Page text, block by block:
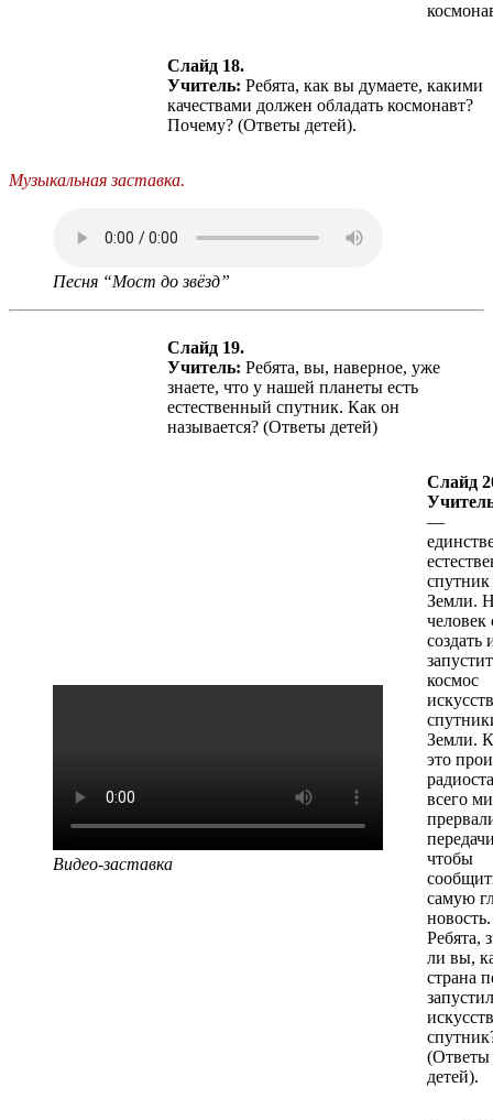
Слайд 18.
Учитель: Ребята, как вы думаете, какими
качествами должен обладать космонавт?
Почему? (Ответы детей).
Музыкальная заставка.
Песня “Мост до звёзд”
Слайд 19.
Учитель: Ребята, вы, наверное, уже
знаете, что у нашей планеты есть
естественный спутник. Как он
называется? (Ответы детей)
Видео-заставка
Слайд
—
спутник
Земли.
человек
создать
космос
Земли.
это
всего
чтобы
самую
новость.
Ребята,
ли вы,
страна
(Ответы
детей).